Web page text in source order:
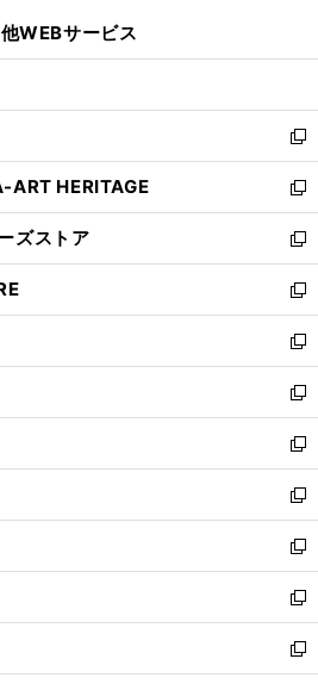
開
ン
ウ
で
開
く
ウ
ン
ド
ウ
で
開
く
WEBサービス
新
し
い
ウ
ィ
ン
ド
ウ
で
開
く
ART HERITAGE
新
し
い
ウ
ィ
ン
ド
ウ
で
開
く
ズストア
新
し
い
ウ
ィ
ン
ド
ウ
で
開
く
新
し
い
ウ
ィ
ン
ド
ウ
で
開
く
新
し
い
ウ
ィ
ン
ド
ウ
で
開
く
新
し
い
ウ
ィ
ン
ド
ウ
で
開
く
新
し
い
ウ
ィ
ン
ド
ウ
で
開
新
し
い
ウ
ィ
ン
ド
ウ
新
し
い
ウ
ィ
ン
新
し
い
ウ
新
し